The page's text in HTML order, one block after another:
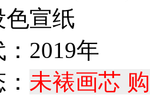
宣纸
2019年
未裱画芯